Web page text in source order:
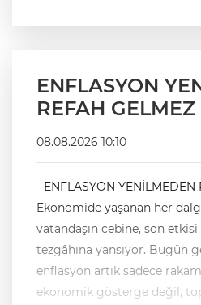
ENFLASYON
REFAH GELMEZ
08.08.2026 10:10
- ENFLASYON YENİLMEDEN
Ekonomide yaşanan her
vatandaşın cebine, son
tezgâhına yansıyor. Bugün
enflasyon artık sadece
ekonomik gösterge değil,